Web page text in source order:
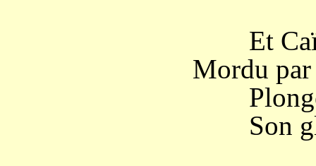
Et Caïn
Mordu par
Plonge
Son